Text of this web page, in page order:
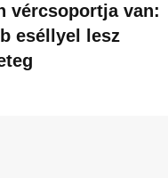
vércsoportja van:
eséllyel lesz